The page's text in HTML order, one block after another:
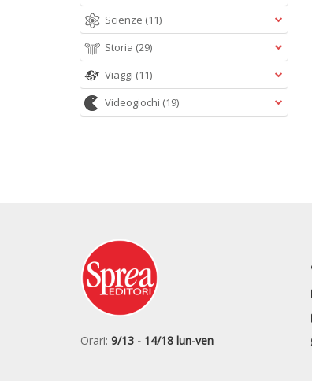
Scienze (11)
Storia (29)
Viaggi (11)
Videogiochi (19)
Orari: 9/13 - 14/18 lun-ven